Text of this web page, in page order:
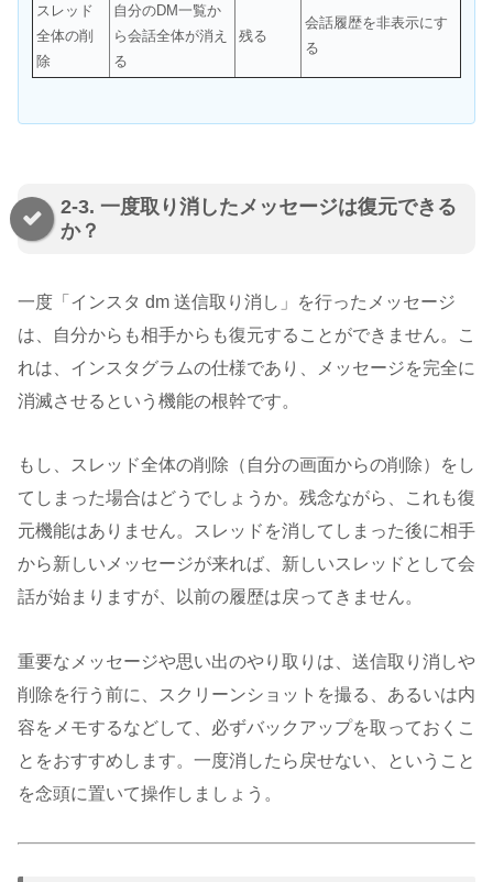
スレッド
全体の削
除
自分のDM一覧か
ら会話全体が消え
る
残る
会話履歴を非表示にす
る
2-3. 一度取り消したメッセージは復元できる
か？
一度「インスタ dm 送信取り消し」を行ったメッセージ
は、自分からも相手からも復元することができません。こ
れは、インスタグラムの仕様であり、メッセージを完全に
消滅させるという機能の根幹です。
もし、スレッド全体の削除（自分の画面からの削除）をし
てしまった場合はどうでしょうか。残念ながら、これも復
元機能はありません。スレッドを消してしまった後に相手
から新しいメッセージが来れば、新しいスレッドとして会
話が始まりますが、以前の履歴は戻ってきません。
重要なメッセージや思い出のやり取りは、送信取り消しや
削除を行う前に、スクリーンショットを撮る、あるいは内
容をメモするなどして、必ずバックアップを取っておくこ
とをおすすめします。一度消したら戻せない、ということ
を念頭に置いて操作しましょう。